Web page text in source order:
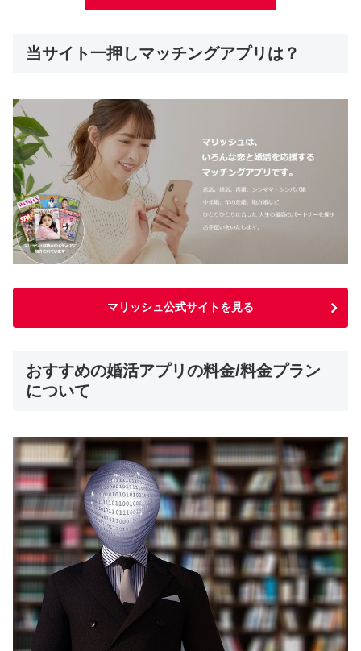
当サイト一押しマッチングアプリは？
マリッシュ公式サイトを見る
おすすめの婚活アプリの料金/料金プラン
について